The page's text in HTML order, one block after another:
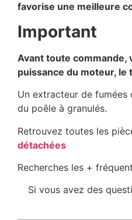
favorise une meilleure
Important
Avant toute commande,
puissance du moteur, le
Un extracteur de fumées
du poêle à granulés.
Retrouvez toutes les
détachées
Recherches les +
Si vous avez des